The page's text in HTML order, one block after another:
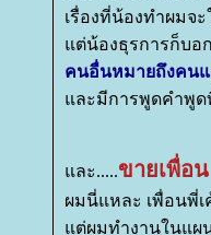
เรื่องที่น้องทำผมจ
ต่น้องธุรการก็บอ
คนอื่นหมายถึงคนแ
ละมีการพูดคำพูด
ละ.....ขายเพื่อน
ผมนี่แหละ เพื่อนพี่เ
ต่ผมทำงานในแผน